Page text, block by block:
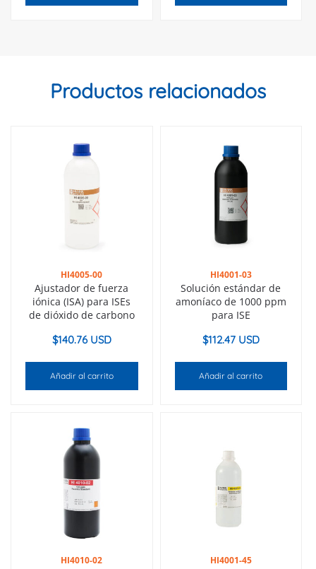
Productos relacionados
HI4005-00
Ajustador de fuerza
iónica (ISA) para ISEs
de dióxido de carbono
$140.76 USD
Añadir al carrito
HI4001-03
Solución estándar de
amoníaco de 1000 ppm
para ISE
$112.47 USD
Añadir al carrito
HI4010-02 HI4001-45